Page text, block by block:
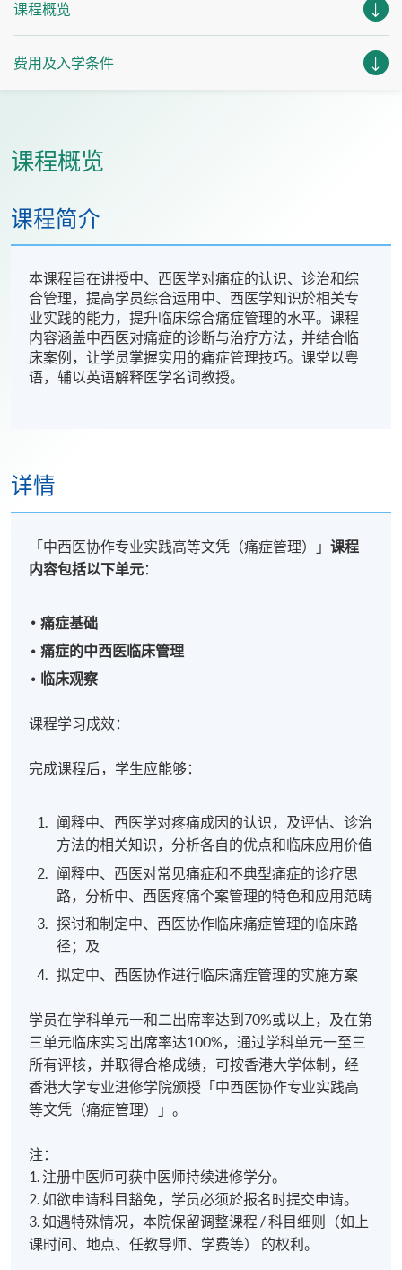
课程概览
费用及入学条件
课程概览
课程简介
本课程旨在讲授中、西医学对痛症的认识、诊治和综
合管理，提高学员综合运用中、西医学知识於相关专
业实践的能力，提升临床综合痛症管理的水平。课程
内容涵盖中西医对痛症的诊断与治疗方法，并结合临
床案例，让学员掌握实用的痛症管理技巧。课堂以粤
语，辅以英语解释医学名词教授。
详情
「中西医协作专业实践高等文凭（痛症管理）」课程
内容包括以下单元：
痛症基础
痛症的中西医临床管理
临床观察
课程学习成效：
完成课程后，学生应能够：
阐释中、西医学对疼痛成因的认识，及评估、诊治
方法的相关知识，分析各自的优点和临床应用价值
阐释中、西医对常见痛症和不典型痛症的诊疗思
路，分析中、西医疼痛个案管理的特色和应用范畴
探讨和制定中、西医协作临床痛症管理的临床路
径；及
拟定中、西医协作进行临床痛症管理的实施方案
学员在学科单元一和二出席率达到70%或以上，及在第
三单元临床实习出席率达100%，通过学科单元一至三
所有评核，并取得合格成绩，可按香港大学体制，经
香港大学专业进修学院颁授「中西医协作专业实践高
等文凭（痛症管理）」。
注：
1. 注册中医师可获中医师持续进修学分。
2. 如欲申请科目豁免，学员必须於报名时提交申请。
3. 如遇特殊情况，本院保留调整课程 / 科目细则（如上
课时间、地点、任教导师、学费等） 的权利。